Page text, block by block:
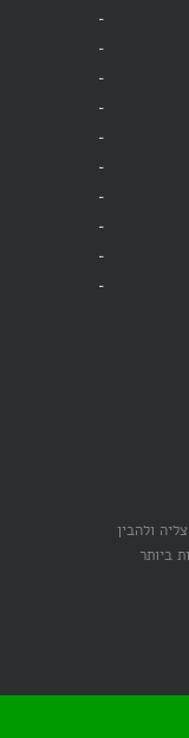
ולהבין
ביותר